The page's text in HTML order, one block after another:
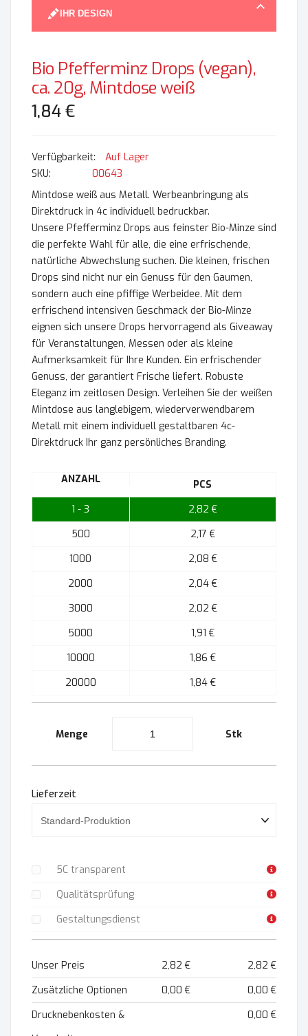
IHR DESIGN
Bio Pfefferminz Drops (vegan),
ca. 20g, Mintdose weiß
1,84 €
Auf Lager
SKU
00643
Mintdose weiß aus Metall. Werbeanbringung als
Direktdruck in 4c individuell bedruckbar.
Unsere Pfefferminz Drops aus feinster Bio-Minze sind
die perfekte Wahl für alle, die eine erfrischende,
natürliche Abwechslung suchen. Die kleinen, frischen
Drops sind nicht nur ein Genuss für den Gaumen,
sondern auch eine pfiffige Werbeidee. Mit dem
erfrischend intensiven Geschmack der Bio-Minze
eignen sich unsere Drops hervorragend als Giveaway
für Veranstaltungen, Messen oder als kleine
Aufmerksamkeit für Ihre Kunden. Ein erfrischender
Genuss, der garantiert Frische liefert. Robuste
Eleganz im zeitlosen Design. Verleihen Sie der weißen
Mintdose aus langlebigem, wiederverwendbarem
Metall mit einem individuell gestaltbaren 4c-
Direktdruck Ihr ganz persönliches Branding.
ANZAHL
PCS
1 - 3
2,82 €
500
2,17 €
1000
2,08 €
2000
2,04 €
3000
2,02 €
5000
1,91 €
10000
1,86 €
20000
1,84 €
Menge Stk
Lieferzeit
5C transparent
Qualitätsprüfung
Gestaltungsdienst
Unser Preis 2,82 €
2,82 €
Zusätzliche Optionen
0,00 €
0,00 €
Drucknebenkosten &
0,00 €